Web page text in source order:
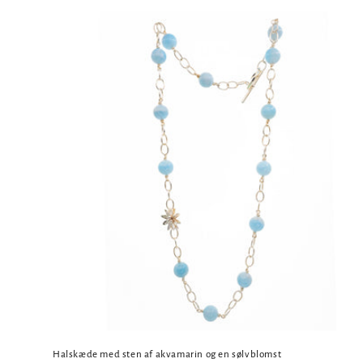
Halskæde med sten af akvamarin og en sølvblomst